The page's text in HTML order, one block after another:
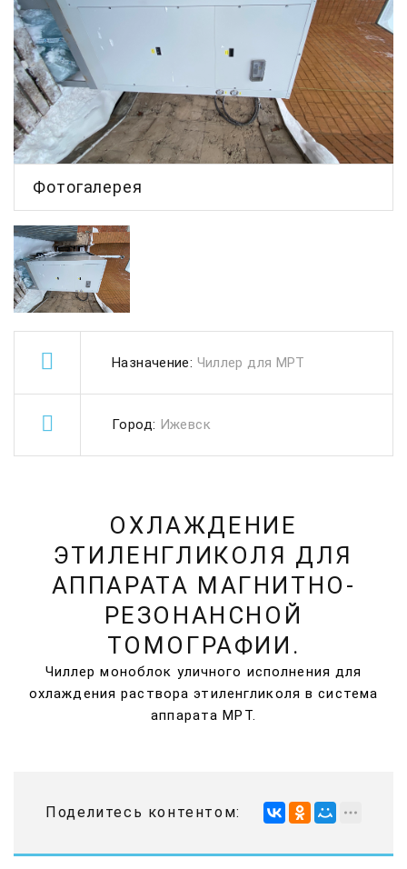
Фотогалерея
Назначение: Чиллер для МРТ
Город: Ижевск
ОХЛАЖДЕНИЕ
ЭТИЛЕНГЛИКОЛЯ ДЛЯ
АППАРАТА МАГНИТНО-
РЕЗОНАНСНОЙ
ТОМОГРАФИИ.
Чиллер моноблок уличного исполнения для
охлаждения раствора этиленгликоля в система
аппарата МРТ.
Поделитесь контентом: